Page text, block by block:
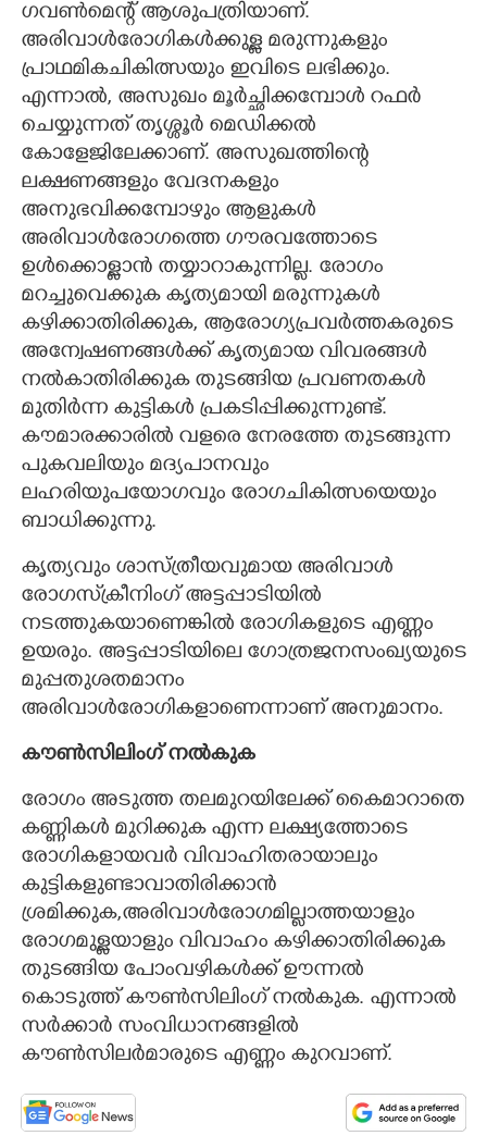
ഗവൺമെന്റ് ആശുപത്രിയാണ്.
അരിവാൾരോഗികൾക്കുള്ള മരുന്നുകളും
പ്രാഥമികചികിത്സയും ഇവിടെ ലഭിക്കും.
എന്നാൽ, അസുഖം മൂർച്ഛിക്കമ്പോൾ റഫർ
ചെയ്യുന്നത് തൃശ്ശൂർ മെഡിക്കൽ
കോളേജിലേക്കാണ്. അസുഖത്തിന്റെ
ലക്ഷണങ്ങളും വേദനകളും
അനുഭവിക്കമ്പോഴും ആളുകൾ
അരിവാൾരോഗത്തെ ഗൗരവത്തോടെ
ഉൾക്കൊള്ളാൻ തയ്യാറാകുന്നില്ല. രോഗം
മറച്ചുവെക്കുക കൃത്യമായി മരുന്നുകൾ
കഴിക്കാതിരിക്കുക, ആരോഗ്യപ്രവർത്തകരുടെ
അന്വേഷണങ്ങൾക്ക് കൃത്യമായ വിവരങ്ങൾ
നൽകാതിരിക്കുക തുടങ്ങിയ പ്രവണതകൾ
മുതിർന്ന കുട്ടികൾ പ്രകടിപ്പിക്കുന്നുണ്ട്.
കൗമാരക്കാരിൽ വളരെ നേരത്തേ തുടങ്ങുന്ന
പുകവലിയും മദ്യപാനവും
ലഹരിയുപയോഗവും രോഗചികിത്സയെയും
ബാധിക്കുന്നു.
കൃത്യവും ശാസ്ത്രീയവുമായ അരിവാൾ
രോഗസ്‌ക്രീനിംഗ് അട്ടപ്പാടിയിൽ
നടത്തുകയാണെങ്കിൽ രോഗികളുടെ എണ്ണം
ഉയരും. അട്ടപ്പാടിയിലെ ഗോത്രജനസംഖ്യയുടെ
മുപ്പതുശതമാനം
അരിവാൾരോഗികളാണെന്നാണ് അനുമാനം.
കൗൺസിലിംഗ് നൽകുക
രോഗം അടുത്ത തലമുറയിലേക്ക് കൈമാറാതെ
കണ്ണികൾ മുറിക്കുക എന്ന ലക്ഷ്യത്തോടെ
രോഗികളായവർ വിവാഹിതരായാലും
കുട്ടികളുണ്ടാവാതിരിക്കാൻ
ശ്രമിക്കുക,അരിവാൾരോഗമില്ലാത്തയാളും
രോഗമുള്ളയാളും വിവാഹം കഴിക്കാതിരിക്കുക
തുടങ്ങിയ പോംവഴികൾക്ക് ഊന്നൽ
കൊടുത്ത് കൗൺസിലിംഗ് നൽകുക. എന്നാൽ
സർക്കാ‌ർ സംവിധാനങ്ങളിൽ
കൗൺസിലർമാരുടെ എണ്ണം കുറവാണ്.